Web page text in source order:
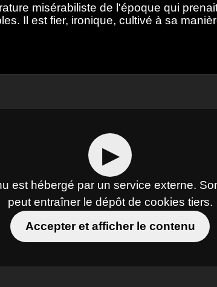
misérabiliste de l'époque qui
Il est fier, ironique, cultivé à sa
▶
est hébergé par un service externe.
peut entraîner le dépôt de cookies tiers.
Accepter et afficher le contenu